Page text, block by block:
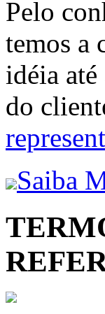
Pelo
temos a
idéia até
do
Saiba